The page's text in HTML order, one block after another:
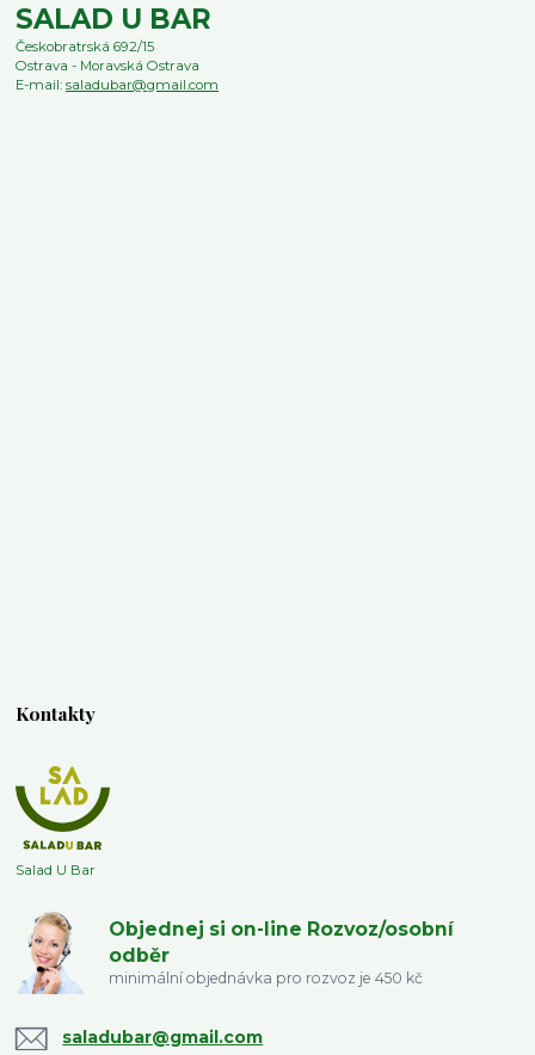
SALAD U BAR
Českobratrská 692/15
Ostrava - Moravská Ostrava
E-mail:saladubar@gmail.com
Kontakty
Salad U Bar
Objednej si on-line Rozvoz/osobní
odběr
minimální objednávka pro rozvoz je 450 kč
saladubar@gmail.com